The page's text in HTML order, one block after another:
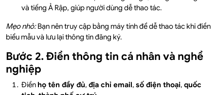
và tiếng Ả Rập, giúp người dùng dễ thao tác.
Mẹo nhỏ:Bạn nên truy cập bằng máy tính để dễ thao tác khi điền
biểu mẫu và lưu lại thông tin đăng ký.
Bước 2. Điền thông tin cá nhân và nghề
nghiệp
Điền họ tên đầy đủ, địa chỉ email, số điện thoại, quốc